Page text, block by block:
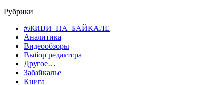
Рубрики
#ЖИВИ_НА_БАЙКАЛЕ
Аналитика
Видеообзоры
Выбор редактора
Другое…
Забайкалье
Книга